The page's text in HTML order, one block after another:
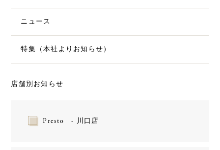
ニュース
特集（本社よりお知らせ）
店舗別お知らせ
Presto - 川口店